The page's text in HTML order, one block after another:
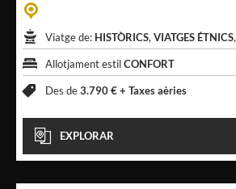
Viatge de: HISTÒRICS, VIATGES ÉTNICS,
Allotjament estilCONFORT
Des de3.790 € + Taxes aèries
EXPLORAR